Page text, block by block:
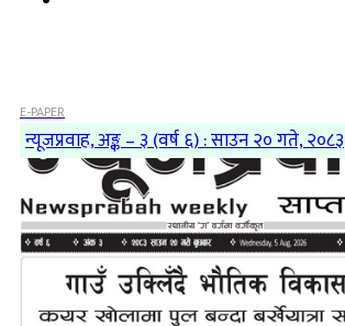
E-PAPER
न्यूजप्रवाह, अङ्क – ३ (वर्ष ६) : साउन २० गते, २०८३